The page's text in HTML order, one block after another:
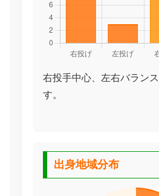
右投手中心、左右バラン
す。
出身地域分布